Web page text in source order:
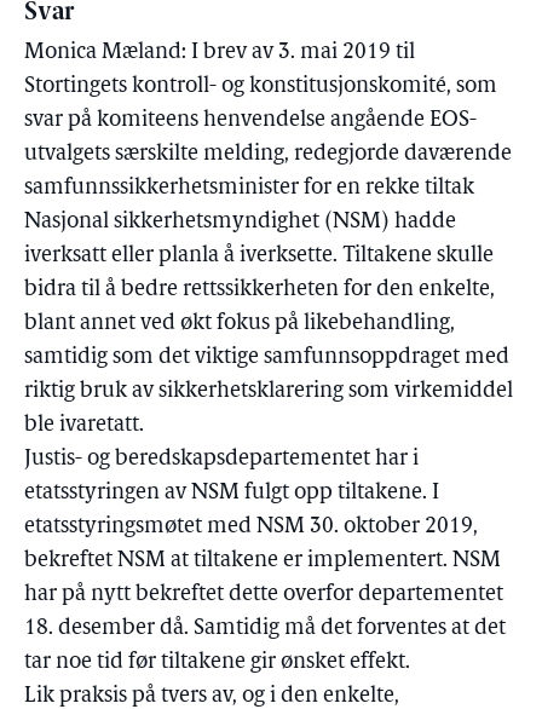
Svar
Monica Mæland: I brev av 3. mai 2019 til
Stortingets kontroll- og konstitusjonskomité, som
svar på komiteens henvendelse angående EOS-
utvalgets særskilte melding, redegjorde daværende
samfunnssikkerhetsminister for en rekke tiltak
Nasjonal sikkerhetsmyndighet (NSM) hadde
iverksatt eller planla å iverksette. Tiltakene skulle
bidra til å bedre rettssikkerheten for den enkelte,
blant annet ved økt fokus på likebehandling,
samtidig som det viktige samfunnsoppdraget med
riktig bruk av sikkerhetsklarering som virkemiddel
ble ivaretatt.
Justis- og beredskapsdepartementet har i
etatsstyringen av NSM fulgt opp tiltakene. I
etatsstyringsmøtet med NSM 30. oktober 2019,
bekreftet NSM at tiltakene er implementert. NSM
har på nytt bekreftet dette overfor departementet
18. desember då. Samtidig må det forventes at det
tar noe tid før tiltakene gir ønsket effekt.
Lik praksis på tvers av, og i den enkelte,